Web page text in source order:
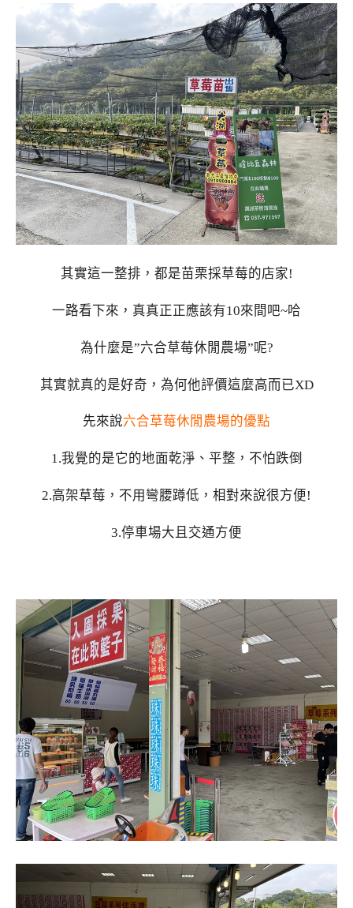
其實這一整排，都是苗栗採草莓的店家!
一路看下來，真真正正應該有10來間吧~哈
為什麼是”六合草莓休閒農場”呢?
其實就真的是好奇，為何他評價這麼高而已XD
先來說六合草莓休閒農場的優點
1.我覺的是它的地面乾淨、平整，不怕跌倒
2.高架草莓，不用彎腰蹲低，相對來說很方便!
3.停車場大且交通方便